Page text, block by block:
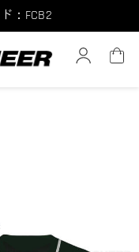
：FCB2
：FCB10